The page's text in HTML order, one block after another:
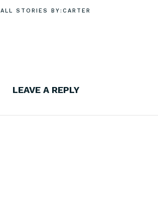
ALL STORIES BY:CARTER
LEAVE A REPLY